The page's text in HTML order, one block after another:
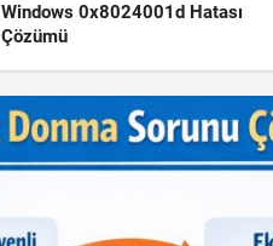
Windows 0x8024001d Hatası
Çözümü